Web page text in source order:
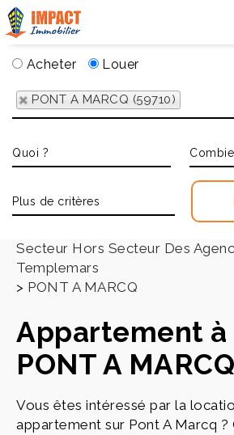
Acheter Louer
PONT A MARCQ (59710)
Secteur Hors Secteur Des
Templemars
> PONT A MARCQ
Appartement à
PONT A MARCQ
Vous êtes intéressé par la
appartement sur Pont A Marcq ?